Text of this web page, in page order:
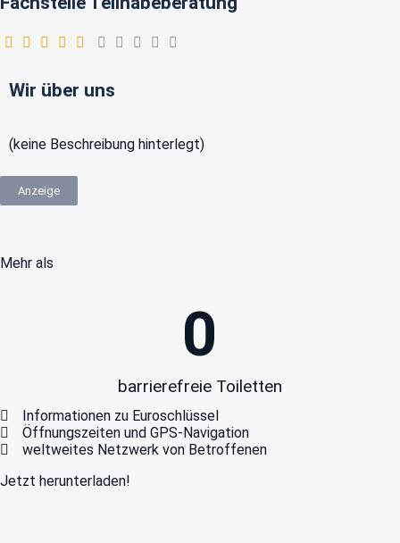
Wir über uns
(keine Beschreibung hinterlegt)
Anzeige
Mehr als
barrierefreie Toiletten
0
Informationen zu Euroschlüssel
Öffnungszeiten und GPS-Navigation
weltweites Netzwerk von Betroffenen
Jetzt herunterladen!